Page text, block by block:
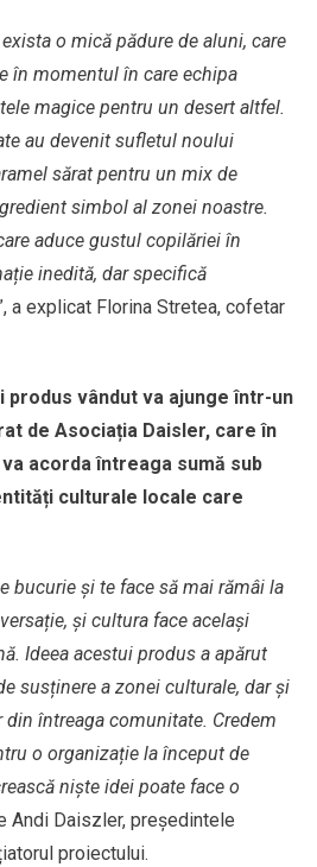
o mică pădure de aluni, care
în momentul în care echipa
magice pentru un desert altfel.
au devenit sufletul noului
sărat pentru un mix de
simbol al zonei noastre.
aduce gustul copilăriei în
inedită, dar specifică
a explicat Florina Stretea, cofetar
produs vândut va ajunge într-un
de Asociația Daisler, care în
acorda întreaga sumă sub
culturale locale care
bucurie și te face să mai rămâi la
și cultura face același
Ideea acestui produs a apărut
susținere a zonei culturale, dar și
întreaga comunitate. Credem
o organizație la început de
niște idei poate face o
Andi Daiszler, președintele
proiectului.